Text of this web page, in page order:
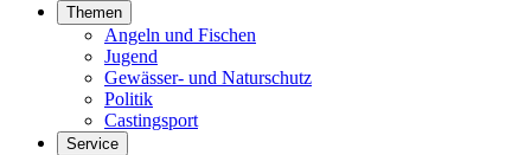
Themen
Angeln und Fischen
Jugend
Gewässer- und Naturschutz
Politik
Castingsport
Service